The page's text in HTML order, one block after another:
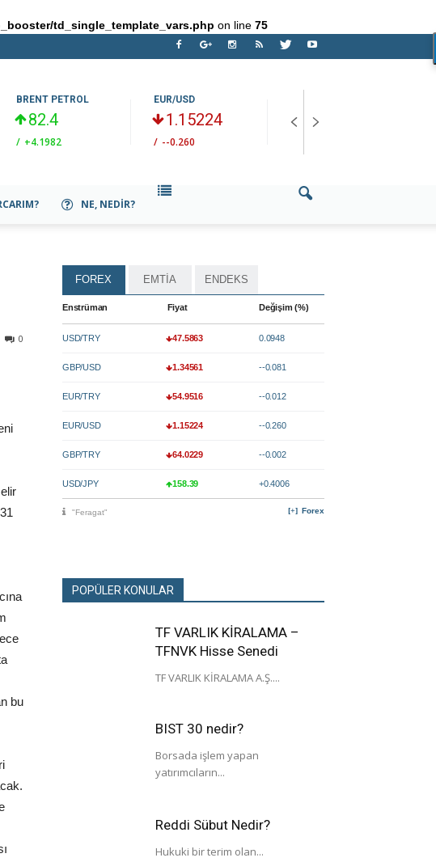
td_single_template_vars.php on line 75
BRENT PETROL
82.4
/ +4.1982
EUR/USD
1.15224
/ --0.260
61.492
NE, NEDIR?
0
bu
FOREX EMTİA ENDEKS
Enstrüman Fiyat Değişim (%)
USD/TRY 47.5863 0.0948
GBP/USD 1.34561 --0.081
EUR/TRY 54.9516 --0.012
EUR/USD 1.15224 --0.260
GBP/TRY 64.0229 --0.002
USD/JPY 158.39 +0.4006
Forex
"Feragat"
POPÜLER KONULAR
TF VARLIK KİRALAMA –
TFNVK Hisse Senedi
TF VARLIK KİRALAMA A.Ş....
BIST 30 nedir?
Borsada işlem yapan
yatırımcıların...
Reddi Sübut Nedir?
Hukuki bir terim olan...